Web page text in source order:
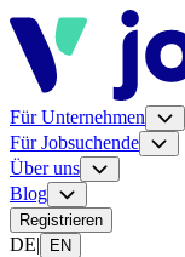
Für Unternehmen
Für Jobsuchende
Über uns
Blog
Registrieren
DE| EN